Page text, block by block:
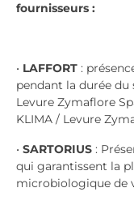
fournisseurs :
• LAFFORT :
pendant la durée du
Levure Zymaflore
KLIMA / Levure
• SARTORIUS :
qui garantissent la
microbiologique de